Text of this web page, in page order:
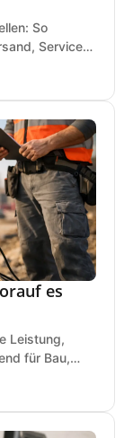
So
Service
es
Leistung,
für Bau,